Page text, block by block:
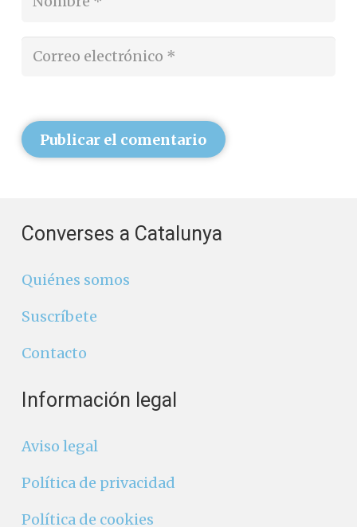
Publicar el comentario
Converses a Catalunya
Quiénes somos
Suscríbete
Contacto
Información legal
Aviso legal
Política de privacidad
Política de cookies